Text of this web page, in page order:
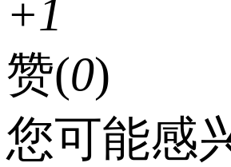
+1
赞(0)
您可能感